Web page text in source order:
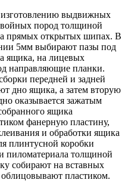
выдвижных
пород толщиной
прямых открытых шипах. В
5мм выбирают пазы под
ящика, на лицевых
направляющие планки.
передней и задней
дно ящика, а затем вторую
оказывается зажатым
ящика
фанерную пластину,
и обработки ящика
плинтусной коробки
пиломатериала толщиной
собирают на вставных
пластиком.